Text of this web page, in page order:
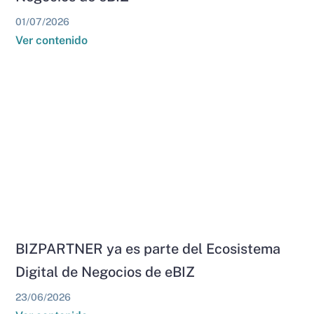
01/07/2026
Ver contenido
BIZPARTNER ya es parte del Ecosistema
Digital de Negocios de eBIZ
23/06/2026